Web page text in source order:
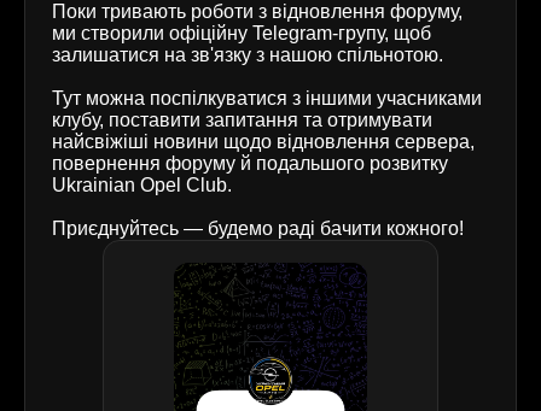
Поки тривають роботи з відновлення форуму,
ми створили офіційну Telegram-групу, щоб
залишатися на зв'язку з нашою спільнотою.
Тут можна поспілкуватися з іншими учасниками
клубу, поставити запитання та отримувати
найсвіжіші новини щодо відновлення сервера,
повернення форуму й подальшого розвитку
Ukrainian Opel Club.
Приєднуйтесь — будемо раді бачити кожного!